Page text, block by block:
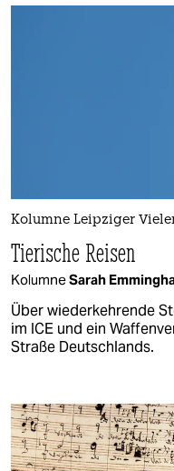
Kolumne Leipziger
Tierische Reisen
KolumneSarah
Über wiederkehrende
im ICE und ein
Straße Deutschlands.